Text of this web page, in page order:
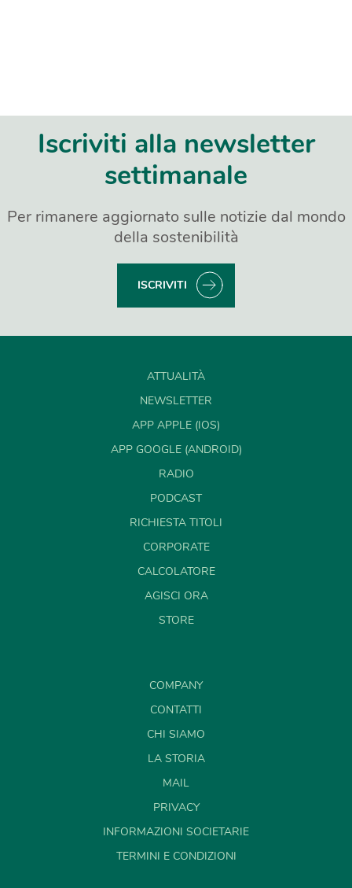
Iscriviti alla newsletter
settimanale
Per rimanere aggiornato sulle notizie dal mondo
della sostenibilità
ISCRIVITI
ATTUALITÀ
NEWSLETTER
APP APPLE (IOS)
APP GOOGLE (ANDROID)
RADIO
PODCAST
RICHIESTA TITOLI
CORPORATE
CALCOLATORE
AGISCI ORA
STORE
COMPANY
CONTATTI
CHI SIAMO
LA STORIA
MAIL
PRIVACY
INFORMAZIONI SOCIETARIE
TERMINI E CONDIZIONI